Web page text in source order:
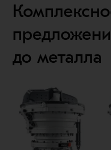
до металла